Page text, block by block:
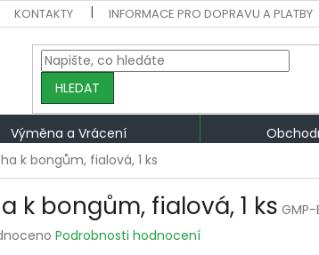
KONTAKTY INFORMACE PRO DOPRAVU A PLATBY
HLEDAT
Výměna a Vrácení
k bongům, fialová, 1 ks
k bongům, fialová, 1 ks GMP-
Podrobnosti hodnocení